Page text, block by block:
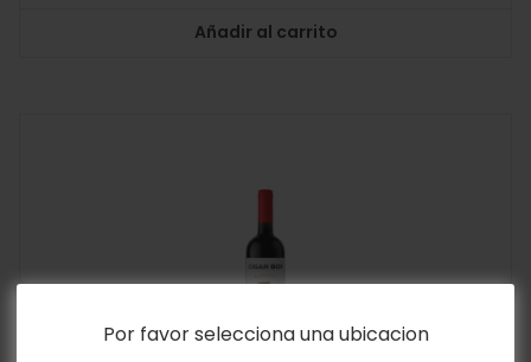
Por favor selecciona una ubicacion
Añadir al carrito